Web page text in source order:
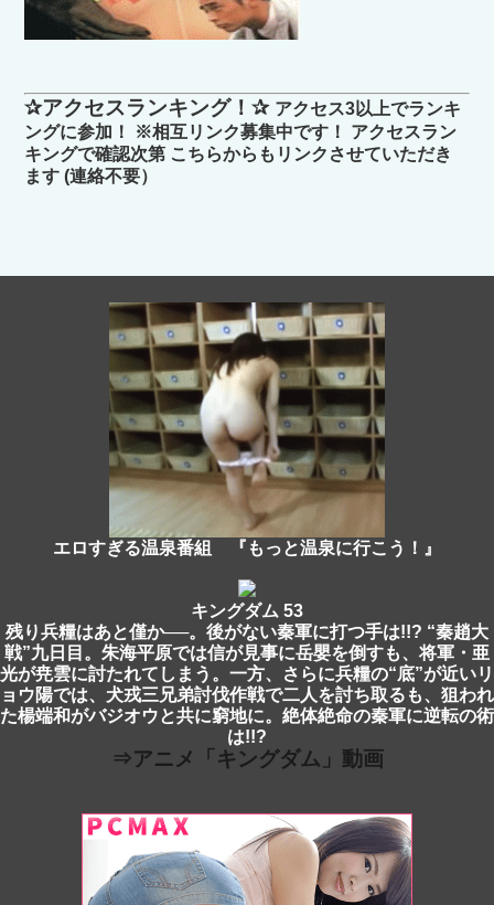
✰アクセスランキング！✰ アクセス3以上でランキ
ングに参加！ ※相互リンク募集中です！ アクセスラン
キングで確認次第 こちらからもリンクさせていただき
ます (連絡不要）
エロすぎる温泉番組 『もっと温泉に行こう！』
キングダム 53
残り兵糧はあと僅か──。後がない秦軍に打つ手は!!? “秦趙大
戦”九日目。朱海平原では信が見事に岳嬰を倒すも、将軍・亜
光が尭雲に討たれてしまう。一方、さらに兵糧の“底”が近いリ
ョウ陽では、犬戎三兄弟討伐作戦で二人を討ち取るも、狙われ
た楊端和がバジオウと共に窮地に。絶体絶命の秦軍に逆転の術
は!!?
⇒アニメ「キングダム」動画